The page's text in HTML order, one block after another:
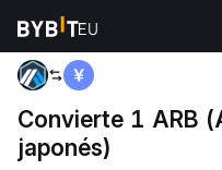
Inicio ARB to JPY
Convierte 1 ARB
japonés)